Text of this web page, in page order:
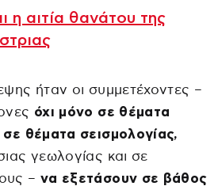
η αιτία θανάτου της
ήταν οι συμμετέχοντες –
όχι μόνο σε θέματα
θέματα σεισμολογίας,
γεωλογίας και σε
– να εξετάσουν σε βάθος